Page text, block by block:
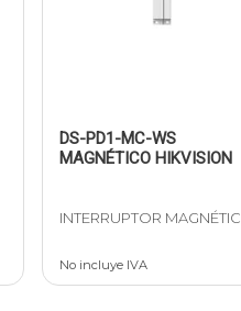
DS-PD1-MC-WS
MAGNÉTICO HIKVISION
INTERRUPTOR MAGNÉTIC
No incluye IVA